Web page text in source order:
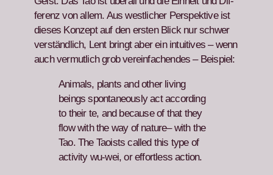
ferenz von allem. Aus west­lich­er Per­spek­tive ist
dieses Konzept auf den ersten Blick nur schw­er
ver­ständlich, Lent bringt aber ein intu­itives – wenn
auch ver­mut­lich grob vere­in­fachen­des – Beispiel:
Ani­mals, plants and oth­er liv­ing
beings spon­ta­neous­ly act accord­ing
to their te, and because of that they
flow with the way of nature– with the
Tao. The Taoists called this type of
activ­i­ty wu-wei, or effort­less action.